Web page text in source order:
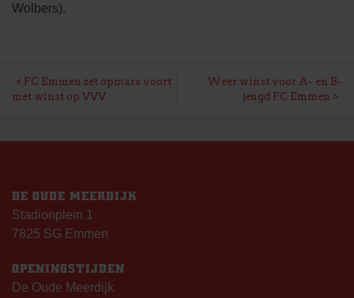
Wolbers).
BERICHT
FC Emmen zet opmars voort
met winst op VVV
Weer winst voor A- en B-
jeugd FC Emmen
DE OUDE MEERDIJK
Stadionplein 1
7825 SG Emmen
OPENINGSTIJDEN
De Oude Meerdijk